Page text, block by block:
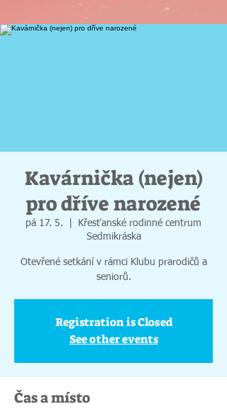
Kavárnička (nejen)
pro dříve narozené
pá 17. 5.
Křesťanské rodinné centrum
Sedmikráska
Otevřené setkání v rámci Klubu prarodičů a
seniorů.
Registration is Closed
See other events
Čas a místo